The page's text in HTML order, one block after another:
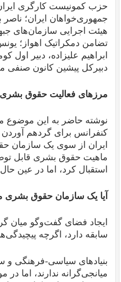
حزب کمونیست کارگری
جمهوری‌خواهان ایران؛
هیئت اجرایی سازمان‌های
تضامن دمکراتیک اهواز؛
ابراهیم علیزاده، دبیر
دبیرکل پیشین کانون صنفی
مرزهای فعالیت حقوق
نوشته حاضر به این موضوع
کنفرانس برای گردهم‌
ایران از سوی یک سازمان
ماهیت حقوق بشری قابل
استقبال کرد، اما در عین
آیا یک سازمان حقوق بشری
ایجاد فضای گفت‌وگو
سابقه دارد، اگرچه
بنیادهای سیاسی-فرهنگی
میانجی‌گرانه ندارند، اما